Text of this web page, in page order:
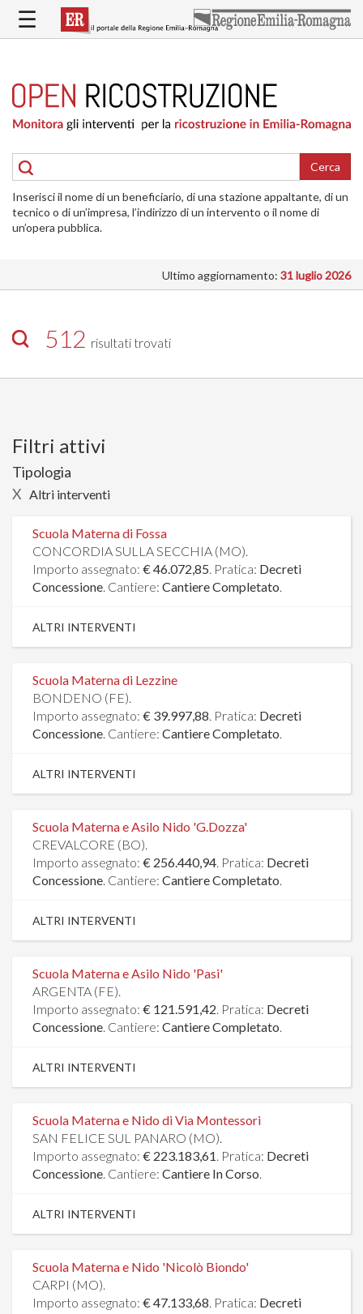
contenuto
RICOSTRUZIONE
PUBBLICA
DELLE
ABITAZIONI
RICOSTRUZIONE
ATTIVITÀ
INTERVENTI
SI
☰
Cerca
Inserisci il nome di un beneficiario, di una stazione appaltante, di un
tecnico o di un’impresa, l’indirizzo di un intervento o il nome di
un’opera pubblica.
Ultimo aggiornamento: 31 luglio 2026
512 risultati trovati
Filtri attivi
Tipologia
X Altri interventi
Scuola Materna di Fossa
CONCORDIA SULLA SECCHIA (MO).
Importo assegnato: € 46.072,85. Pratica: Decreti
Concessione. Cantiere: Cantiere Completato.
ALTRI INTERVENTI
Scuola Materna di Lezzine
BONDENO (FE).
Importo assegnato: € 39.997,88. Pratica: Decreti
Concessione. Cantiere: Cantiere Completato.
ALTRI INTERVENTI
Scuola Materna e Asilo Nido 'G.Dozza'
CREVALCORE (BO).
Importo assegnato: € 256.440,94. Pratica: Decreti
Concessione. Cantiere: Cantiere Completato.
ALTRI INTERVENTI
Scuola Materna e Asilo Nido 'Pasi'
ARGENTA (FE).
Importo assegnato: € 121.591,42. Pratica: Decreti
Concessione. Cantiere: Cantiere Completato.
ALTRI INTERVENTI
Scuola Materna e Nido di Via Montessori
SAN FELICE SUL PANARO (MO).
Importo assegnato: € 223.183,61. Pratica: Decreti
Concessione. Cantiere: Cantiere In Corso.
ALTRI INTERVENTI
Scuola Materna e Nido 'Nicolò Biondo'
CARPI (MO).
Importo assegnato: € 47.133,68. Pratica: Decreti